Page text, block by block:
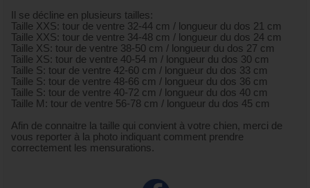
Il se décline en plusieurs tailles:
Taille XXS: tour de ventre 32-44 cm / longueur du dos 21 cm
Taille XXS: tour de ventre 34-48 cm / longueur du dos 24 cm
Taille XS: tour de ventre 38-50 cm / longueur du dos 27 cm
Taille XS: tour de ventre 40-54 m / longueur du dos 30 cm
Taille S: tour de ventre 42-60 cm / longueur du dos 33 cm
Taille S: tour de ventre 48-66 cm / longueur du dos 36 cm
Taille S: tour de ventre 40-72 cm / longueur du dos 40 cm
Taille M: tour de ventre 56-78 cm / longueur du dos 45 cm
Afin de connaitre la taille qui convient à votre chien, merci de
vous reporter à la photo indiquant comment prendre
correctement les mensurations.